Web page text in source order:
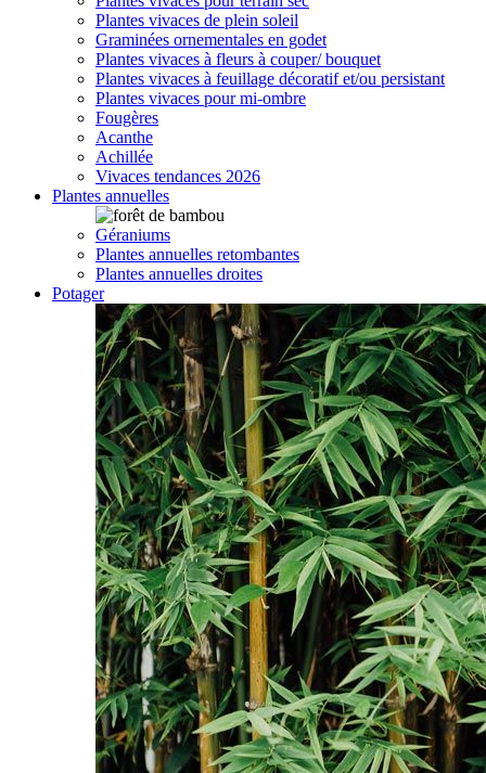
Plantes vivaces de plein soleil
Graminées ornementales en godet
Plantes vivaces à fleurs à couper/ bouquet
Plantes vivaces à feuillage décoratif et/ou persistant
Plantes vivaces pour mi-ombre
Fougères
Acanthe
Achillée
Vivaces tendances 2026
Plantes annuelles
Géraniums
Plantes annuelles retombantes
Plantes annuelles droites
Potager